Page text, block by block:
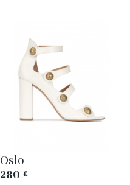
Oslo
280 €